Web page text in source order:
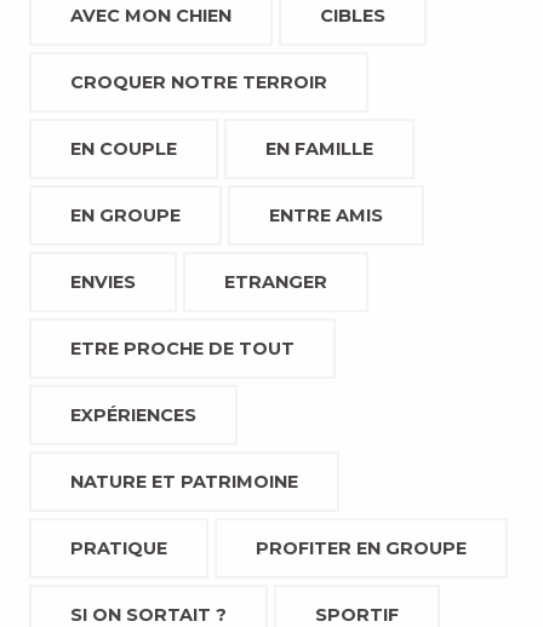
AVEC MON CHIEN CIBLES
CROQUER NOTRE TERROIR
EN COUPLE EN FAMILLE
EN GROUPE ENTRE AMIS
ENVIES ETRANGER
ETRE PROCHE DE TOUT
EXPÉRIENCES
NATURE ET PATRIMOINE
PRATIQUE PROFITER EN GROUPE
SI ON SORTAIT ? SPORTIF